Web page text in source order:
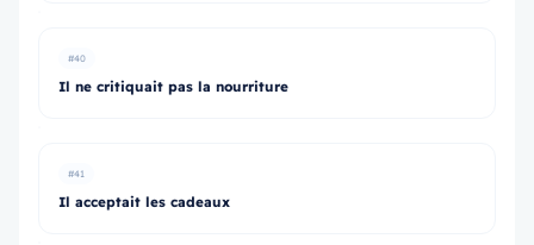
#40
Il ne critiquait pas la nourriture
#41
Il acceptait les cadeaux